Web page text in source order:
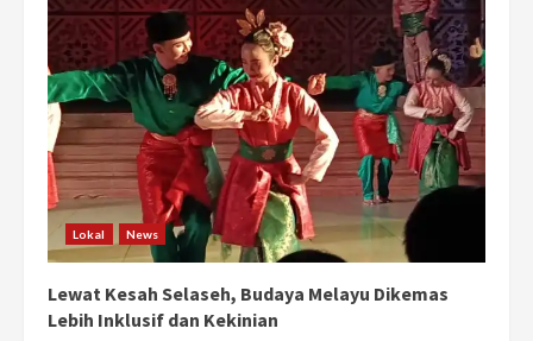
Lokal News
Lewat Kesah Selaseh, Budaya Melayu Dikemas
Lebih Inklusif dan Kekinian